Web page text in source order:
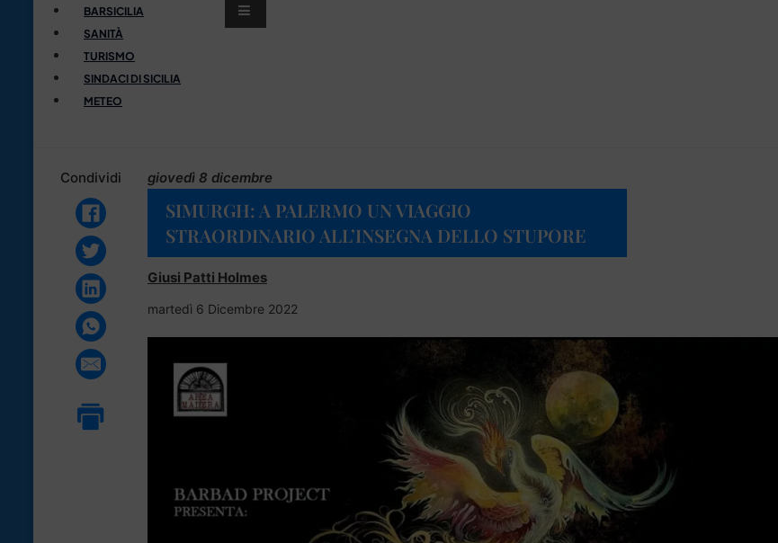
BARSICILIA
SANITÀ
TURISMO
SINDACI DI SICILIA
METEO
Condividi giovedì 8 dicembre
SIMURGH: A PALERMO UN VIAGGIO
STRAORDINARIO ALL’INSEGNA DELLO STUPORE
Giusi Patti Holmes
martedì 6 Dicembre 2022